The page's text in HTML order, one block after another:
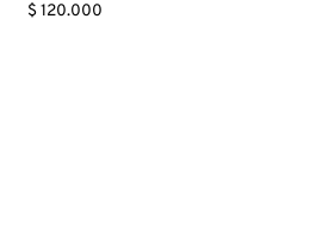
$120.000